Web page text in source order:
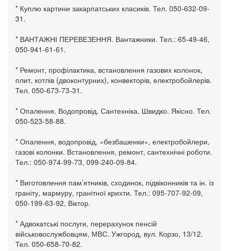
* Куплю картини закарпатських класиків. Тел. 050-632-09-
31.
* ВАНТАЖНІ ПЕРЕВЕЗЕННЯ. Вантажники. Тел.: 65-49-46,
050-941-61-61.
* Ремонт, профілактика, встановлення газових колонок,
плит, котлів (двоконтурних), конвекторів, електробойлерів.
Тел. 050-673-73-31.
* Опалення. Водопровід. Сантехніка. Швидко. Якісно. Тел.
050-523-58-88.
* Опалення, водопровід, «безбашенки», електробойлери,
газові колонки. Встановлення, ремонт, сантехнічні роботи.
Тел.: 050-974-99-73, 099-240-09-84.
* Виготовлення пам’ятників, сходинок, підвіконників та ін. із
граніту, мармуру, гранітної крихти. Тел.: 095-707-92-09,
050-199-63-92, Віктор.
* Адвокатські послуги, перерахунок пенсій
військовослужбовцям, МВС. Ужгород, вул. Корзо, 13/12.
Тел. 050-658-70-82.